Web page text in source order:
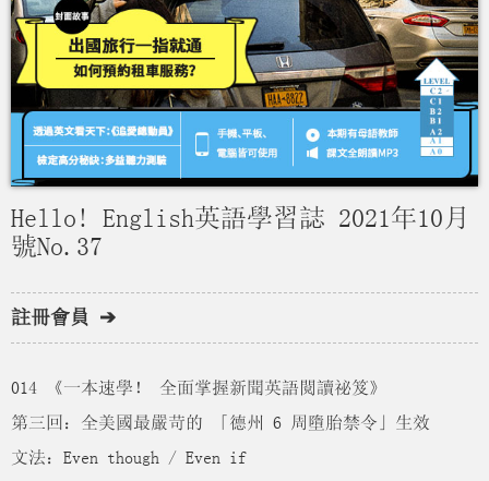
Hello! English英語學習誌 2021年10月
號No.37
註冊會員 ➔
014 《一本速學！ 全面掌握新聞英語閱讀祕笈》
第三回：全美國最嚴苛的 「德州 6 周墮胎禁令」生效
文法：Even though / Even if